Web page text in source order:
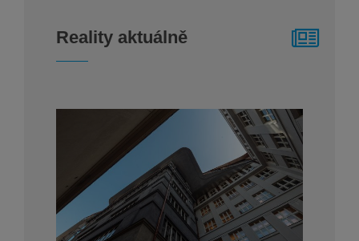
Reality aktuálně